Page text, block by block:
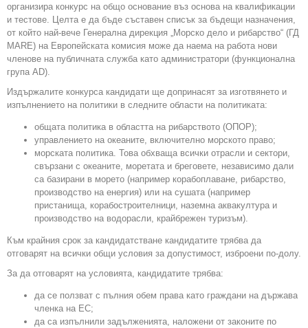
организира конкурс на общо основание въз основа на квалификации
и тестове. Целта е да бъде съставен списък за бъдещи назначения,
от който най-вече Генерална дирекция „Морско дело и рибарство“ (ГД
MARE) на Европейската комисия може да наема на работа нови
членове на публичната служба като администратори (функционална
група AD).
Издържалите конкурса кандидати ще допринасят за изготвянето и
изпълнението на политики в следните области на политиката:
общата политика в областта на рибарството (ОПОР);
управлението на океаните, включително морското право;
морската политика. Това обхваща всички отрасли и сектори,
свързани с океаните, моретата и бреговете, независимо дали
са базирани в морето (например корабоплаване, рибарство,
производство на енергия) или на сушата (например
пристанища, корабостроителници, наземна аквакултура и
производство на водорасли, крайбрежен туризъм).
Към крайния срок за кандидатстване кандидатите трябва да
отговарят на всички общи условия за допустимост, изброени по-долу.
За да отговарят на условията, кандидатите трябва:
да се ползват с пълния обем права като граждани на държава
членка на ЕС;
да са изпълнили задълженията, наложени от законите по